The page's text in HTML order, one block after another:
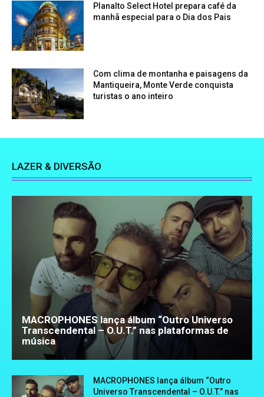
Planalto Select Hotel prepara café da
manhã especial para o Dia dos Pais
Com clima de montanha e paisagens da
Mantiqueira, Monte Verde conquista
turistas o ano inteiro
LAZER & DIVERSÃO
MACROPHONES lança álbum “Outro Universo
Transcendental – O.U.T.” nas plataformas de
música
MACROPHONES lança álbum “Outro
Universo Transcendental – O.U.T.” nas